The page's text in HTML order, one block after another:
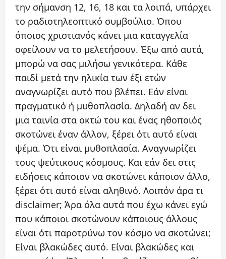
την σήμανση 12, 16, 18 και τα λοιπά, υπάρχει
το ραδιοτηλεοπτικό συμβούλιο. Όπου
όποιος χριστιανός κάνει μια καταγγελία
οφείλουν να το μελετήσουν. Έξω από αυτά,
μπορώ να σας μιλήσω γενικότερα. Κάθε
παιδί μετά την ηλικία των έξι ετών
αναγνωρίζει αυτό που βλέπει. Εάν είναι
πραγματικό ή μυθοπλασία. Δηλαδή αν δει
μια ταινία στα οκτώ του και ένας ηθοποιός
σκοτώνει έναν άλλον, ξέρει ότι αυτό είναι
ψέμα. Ότι είναι μυθοπλασία. Αναγνωρίζει
τους ψεύτικους κόσμους. Και εάν δει στις
ειδήσεις κάποιον να σκοτώνει κάποιον άλλο,
ξέρει ότι αυτό είναι αληθινό. Λοιπόν άρα τι
disclaimer; Άρα όλα αυτά που έχω κάνει εγώ
που κάποιοι σκοτώνουν κάποιους άλλους
είναι ότι παροτρύνω τον κόσμο να σκοτώνει;
Είναι βλακώδες αυτό. Είναι βλακώδες και